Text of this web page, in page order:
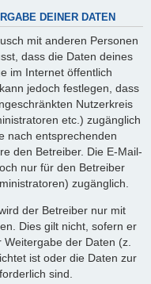
DEINER DATEN
mit anderen Personen
dass die Daten deines
im Internet öffentlich
jedoch festlegen, dass
Nutzerkreis
etc.) zugänglich
nach entsprechenden
den Betreiber. Die E-Mail-
nur für den Betreiber
zugänglich.
der Betreiber nur mit
Dies gilt nicht, sofern er
der Daten (z.
ist oder die Daten zur
sind.